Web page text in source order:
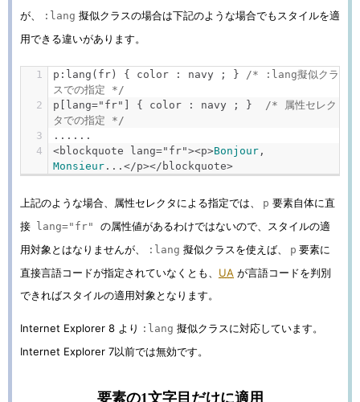
が、
:lang 擬似クラスの場合は下記のような場合でもスタイルを適
用できる違いがあります。
p : lang ( fr) { color : navy ; }
/* :lang擬似クラ
スでの指定 */
p [ lang="fr" ] { color : navy ; }
/* 属性セレク
タでの指定 */
......
<blockquote lang="fr"><p>Bonjour ,
Monsieur ...</p></ blockquote>
上記のような場合、属性セレクタによる指定では、 p 要素自体に直
接
lang="fr"
の属性値があるわけではないので、スタイルの適
用対象とはなりませんが、
:lang 擬似クラスを使えば、 p 要素に
直接言語コードが指定されていなくとも、 UA が言語コードを判別
できればスタイルの適用対象となります。
Internet Explorer 8 より :lang 擬似クラスに対応しています。
Internet Explorer 7以前では無効です。
要素の1文字目だけに適用